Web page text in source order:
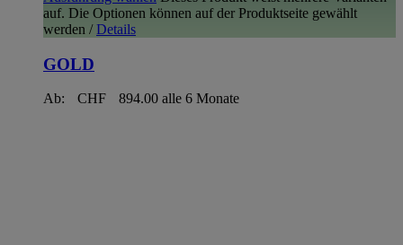
auf. Die Optionen können auf der Produktseite gewählt
werden / Details
GOLD
Ab: CHF 894.00 alle 6 Monate